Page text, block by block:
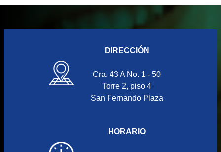
DIRECCIÓN
Cra. 43 A No. 1 - 50
Torre 2, piso 4
San Fernando Plaza
HORARIO